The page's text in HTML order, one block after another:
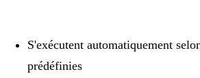
S'exécutent automatiquement
prédéfinies